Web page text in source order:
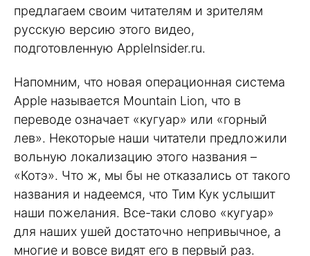
предлагаем своим читателям и зрителям
русскую версию этого видео,
подготовленную AppleInsider.ru.
Напомним, что новая операционная система
Apple называется Mountain Lion, что в
переводе означает «кугуар» или «горный
лев». Некоторые наши читатели предложили
вольную локализацию этого названия –
«Котэ». Что ж, мы бы не отказались от такого
названия и надеемся, что Тим Кук услышит
наши пожелания. Все-таки слово «кугуар»
для наших ушей достаточно непривычное, а
многие и вовсе видят его в первый раз.